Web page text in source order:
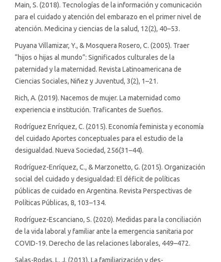
Main, S. (2018). Tecnologías de la información y comunicación
para el cuidado y atención del embarazo en el primer nivel de
atención. Medicina y ciencias de la salud, 12(2), 40–53.
Puyana Villamizar, Y., & Mosquera Rosero, C. (2005). Traer
“hijos o hijas al mundo”: Significados culturales de la
paternidad y la maternidad. Revista Latinoamericana de
Ciencias Sociales, Niñez y Juventud, 3(2), 1–21.
Rich, A. (2019). Nacemos de mujer. La maternidad como
experiencia e institución. Traficantes de Sueños.
Rodríguez Enríquez, C. (2015). Economía feminista y economía
del cuidado Aportes conceptuales para el estudio de la
desigualdad. Nueva Sociedad, 256(31–44).
Rodríguez-Enríquez, C., & Marzonetto, G. (2015). Organización
social del cuidado y desigualdad: El déficit de políticas
públicas de cuidado en Argentina. Revista Perspectivas de
Políticas Públicas, 8, 103–134.
Rodríguez-Escanciano, S. (2020). Medidas para la conciliación
de la vida laboral y familiar ante la emergencia sanitaria por
COVID-19. Derecho de las relaciones laborales, 449–472.
Salas-Rodas, L. J. (2013). La familiarización y des-